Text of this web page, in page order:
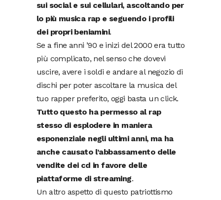
sui social e sui cellulari, ascoltando per
lo più musica rap e seguendo i profili
dei propri beniamini.
Se a fine anni ’90 e inizi del 2000 era tutto
più complicato, nel senso che dovevi
uscire, avere i soldi e andare al negozio di
dischi per poter ascoltare la musica del
tuo rapper preferito, oggi basta un click.
Tutto questo ha permesso al rap
stesso di esplodere in maniera
esponenziale negli ultimi anni, ma ha
anche causato l’abbassamento delle
vendite dei cd in favore delle
piattaforme di streaming.
Un altro aspetto di questo patriottismo